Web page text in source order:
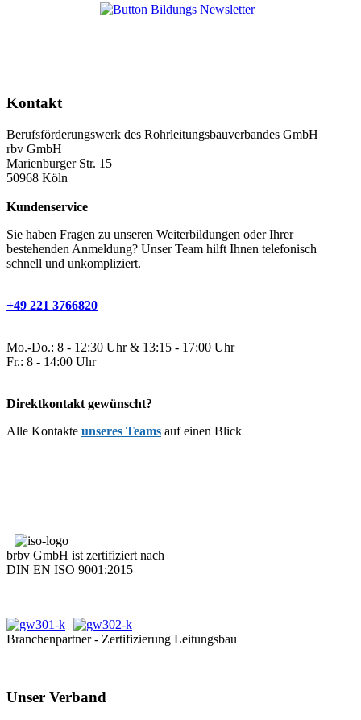
Kontakt
Berufsförderungswerk des Rohrleitungsbauverbandes GmbH
rbv GmbH
Marienburger Str. 15
50968 Köln
Kundenservice
Sie haben Fragen zu unseren Weiterbildungen oder Ihrer
bestehenden Anmeldung? Unser Team hilft Ihnen telefonisch
schnell und unkompliziert.
+49 221 3766820
Mo.-Do.: 8 - 12:30 Uhr & 13:15 - 17:00 Uhr
Fr.: 8 - 14:00 Uhr
Direktkontakt gewünscht?
Alle Kontakte unseres Teams auf einen Blick
brbv GmbH ist zertifiziert nach
DIN EN ISO 9001:2015
Branchenpartner - Zertifizierung Leitungsbau
Unser Verband